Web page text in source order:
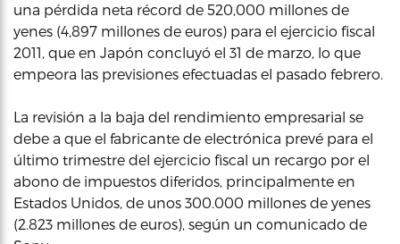
una pérdida neta récord de 520,000 millones de
yenes (4,897 millones de euros) para el ejercicio fiscal
2011, que en Japón concluyó el 31 de marzo, lo que
empeora las previsiones efectuadas el pasado febrero.
La revisión a la baja del rendimiento empresarial se
debe a que el fabricante de electrónica prevé para el
último trimestre del ejercicio fiscal un recargo por el
abono de impuestos diferidos, principalmente en
Estados Unidos, de unos 300.000 millones de yenes
(2.823 millones de euros), según un comunicado de